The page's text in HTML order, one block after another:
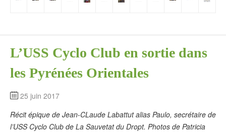
L’USS Cyclo Club en sortie dans
les Pyrénées Orientales
25 juin 2017
Récit épique de Jean-CLaude Labattut alias Paulo, secrétaire de
l’USS Cyclo Club de La Sauvetat du Dropt. Photos de Patricia